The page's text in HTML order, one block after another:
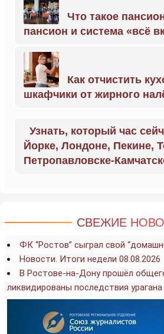
Что такое
пансион и система «всё
Как отчистить
шкафчики от жирного
Узнать, который час
Йорке, Лондоне, Пекине,
Петропавловске-
СВЕЖИЕ
ФК “Ростов” сыграл свой
Новости. Итоги недели 08.08.2026
В Ростове-на-Дону прошёл
ликвидированы последствия урагана